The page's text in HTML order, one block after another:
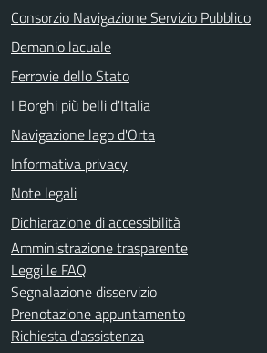
Consorzio Navigazione Servizio Pubblico
Demanio lacuale
Ferrovie dello Stato
I Borghi più belli d'Italia
Navigazione lago d'Orta
Informativa privacy
Note legali
Dichiarazione di accessibilità
Amministrazione trasparente
Leggi le FAQ
Segnalazione disservizio
Prenotazione appuntamento
Richiesta d'assistenza